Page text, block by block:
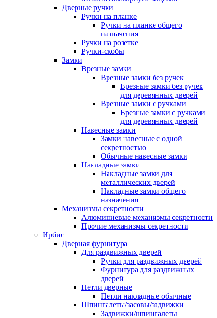
Дверные ручки
Ручки на планке
Ручки на планке общего
назначения
Ручки на розетке
Ручки-скобы
Замки
Врезные замки
Врезные замки без ручек
Врезные замки без ручек
для деревянных дверей
Врезные замки с ручками
Врезные замки с ручками
для деревянных дверей
Навесные замки
Замки навесные с одной
секретностью
Обычные навесные замки
Накладные замки
Накладные замки для
металлических дверей
Накладные замки общего
назначения
Механизмы секретности
Алюминиевые механизмы секретности
Прочие механизмы секретности
Ирбис
Дверная фурнитура
Для раздвижных дверей
Ручки для раздвижных дверей
Фурнитура для раздвижных
дверей
Петли дверные
Петли накладные обычные
Шпингалеты/засовы/задвижки
Задвижки/шпингалеты